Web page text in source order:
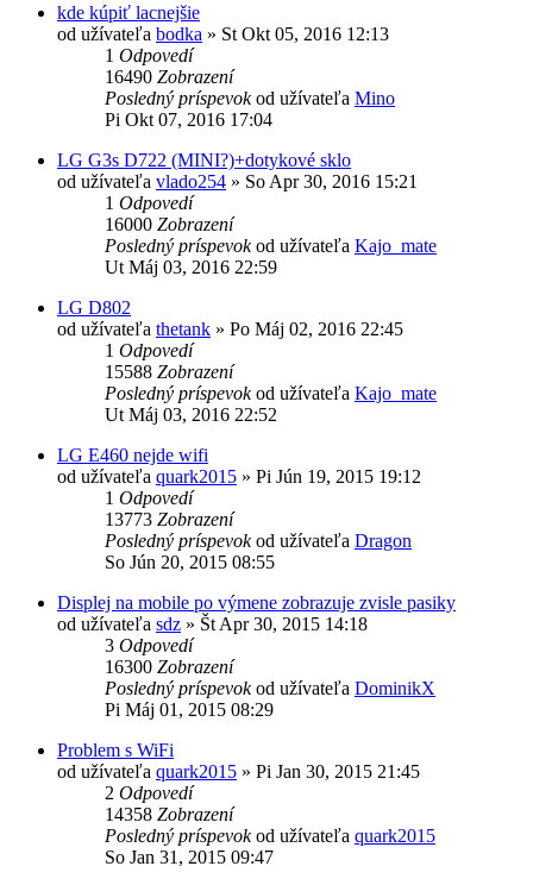
kde kúpiť lacnejšie
od užívateľa bodka » St Okt 05, 2016 12:13
1 Odpovedí
16490 Zobrazení
Posledný príspevokod užívateľa Mino
Pi Okt 07, 2016 17:04
LG G3s D722 (MINI?)+dotykové sklo
od užívateľa vlado254 » So Apr 30, 2016 15:21
1 Odpovedí
16000 Zobrazení
Posledný príspevokod užívateľa Kajo_mate
Ut Máj 03, 2016 22:59
LG D802
od užívateľa thetank » Po Máj 02, 2016 22:45
1 Odpovedí
15588 Zobrazení
Posledný príspevokod užívateľa Kajo_mate
Ut Máj 03, 2016 22:52
LG E460 nejde wifi
od užívateľa quark2015 » Pi Jún 19, 2015 19:12
1 Odpovedí
13773 Zobrazení
Posledný príspevokod užívateľa Dragon
So Jún 20, 2015 08:55
Displej na mobile po výmene zobrazuje zvisle pasiky
od užívateľa sdz » Št Apr 30, 2015 14:18
3 Odpovedí
16300 Zobrazení
Posledný príspevokod užívateľa DominikX
Pi Máj 01, 2015 08:29
Problem s WiFi
od užívateľa quark2015 » Pi Jan 30, 2015 21:45
2 Odpovedí
14358 Zobrazení
Posledný príspevokod užívateľa quark2015
So Jan 31, 2015 09:47